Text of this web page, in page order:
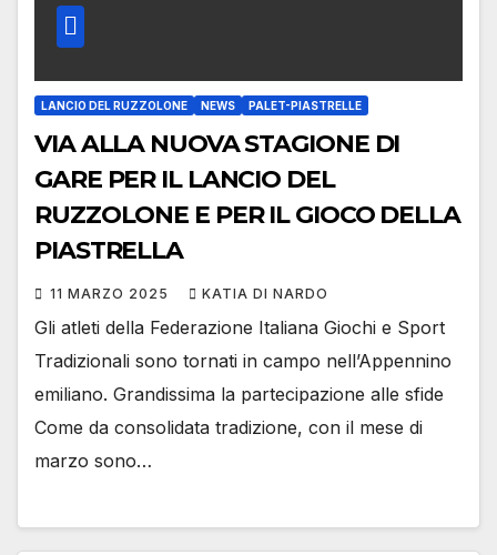
LANCIO DEL RUZZOLONE NEWS PALET-PIASTRELLE
VIA ALLA NUOVA STAGIONE DI
GARE PER IL LANCIO DEL
RUZZOLONE E PER IL GIOCO DELLA
PIASTRELLA
11 MARZO 2025 KATIA DI NARDO
Gli atleti della Federazione Italiana Giochi e Sport
Tradizionali sono tornati in campo nell’Appennino
emiliano. Grandissima la partecipazione alle sfide
Come da consolidata tradizione, con il mese di
marzo sono…